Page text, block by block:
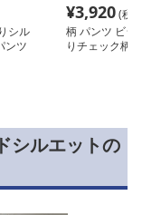
シル
ンツ
¥3,920(税
柄 パンツ ビジ
りチェック柄
シルエットの